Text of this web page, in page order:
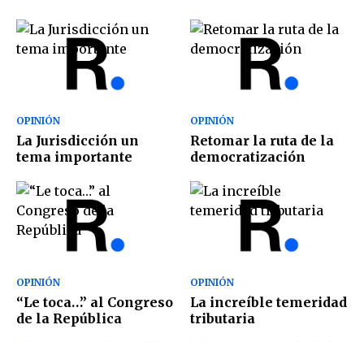
OPINIÓN
La Jurisdicción un
tema importante
OPINIÓN
Retomar la ruta de la
democratización
OPINIÓN
“Le toca…” al Congreso
de la República
OPINIÓN
La increíble temeridad
tributaria